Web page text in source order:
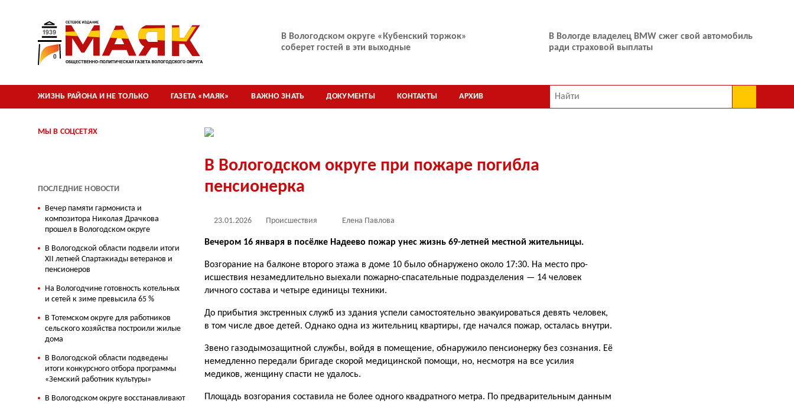
В Вологодском округе «Кубенский торжок»
соберет гостей в эти выходные
В Вологде владелец BMW сжег свой автомобиль
ради страховой выплаты
ЖИЗНЬ РАЙОНА И НЕ ТОЛЬКО ГАЗЕТА «МАЯК» ВАЖНО ЗНАТЬ ДОКУМЕНТЫ КОНТАКТЫ АРХИВ
В Вологодском округе при пожаре погибла
пенсионерка
23.01.2026 Происшествия Елена Павлова
Вечером 16 января в посёлке Надеево пожар унес жизнь 69-летней местной жительницы.
Возгорание на балконе второго этажа в доме 10 было обнаружено около 17:30. На место про­
исшествия незамедлительно выехали пожар­но-спасательные подразделения — 14 человек
личного состава и четыре единицы техники.
До прибытия экстренных служб из здания успели самостоятельно эвакуироваться девять человек,
в том числе двое детей. Однако одна из жительниц квартиры, где начался пожар, осталась внутри.
Звено газодымозащитной службы, войдя в помещение, обнаружило пенсионерку без со­знания. Её
немедленно передали бригаде ско­рой медицинской помощи, но, несмотря на все усилия
медиков, женщину спасти не удалось.
Площадь возгорания составила не более од­ного квадратного метра. По предварительным данным
МЫ В СОЦСЕТЯХ
ПОСЛЕДНИЕ НОВОСТИ
Вечер памяти гармониста и
композитора Николая Драчкова
прошел в Вологодском округе
В Вологодской области подвели итоги
XII летней Спартакиады ветеранов и
пенсионеров
На Вологодчине готовность котельных
и сетей к зиме превысила 65 %
В Тотемском округе для работников
сельского хозяйства построили жилые
дома
В Вологодской области подведены
итоги конкурсного отбора программы
«Земский работник культуры»
В Вологодском округе восстанавливают